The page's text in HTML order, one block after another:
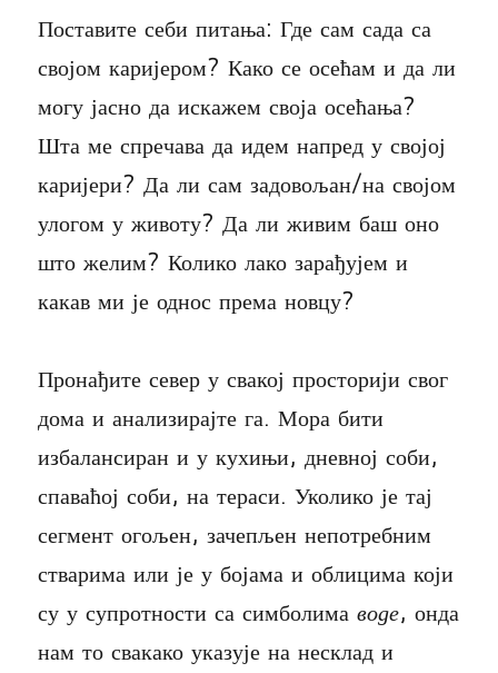
Поставите себи питања: Где сам сада са
својом каријером? Како се осећам и да ли
могу јасно да искажем своја осећања?
Шта ме спречава да идем напред у својој
каријери? Да ли сам задовољан/на својом
улогом у животу? Да ли живим баш оно
што желим? Колико лако зарађујем и
какав ми је однос према новцу?
Пронађите север у свакој просторији свог
дома и анализирајте га. Мора бити
избалансиран и у кухињи, дневној соби,
спаваћој соби, на тераси. Уколико је тај
сегмент огољен, зачепљен непотребним
стварима или је у бојама и облицима који
су у супротности са симболимаводе, онда
нам то свакако указује на несклад и